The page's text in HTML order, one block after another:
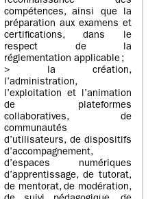
compétences, ainsi que la
préparation aux examens et
certifications, dans le
respect de la
réglementation applicable ;
> la création,
l’administration,
l’exploitation et l’animation
de plateformes
collaboratives, de
communautés
d’utilisateurs, de dispositifs
d’accompagnement,
d’espaces numériques
d’apprentissage, de tutorat,
de mentorat, de modération,